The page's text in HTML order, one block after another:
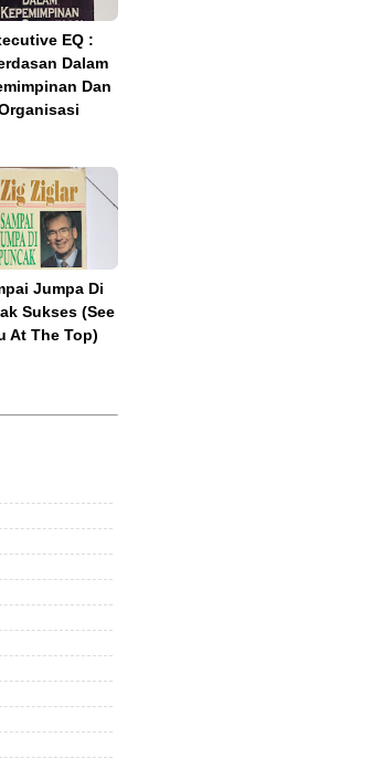
EQ :
Dalam
Dan
Jumpa Di
Sukses (See
At The Top)